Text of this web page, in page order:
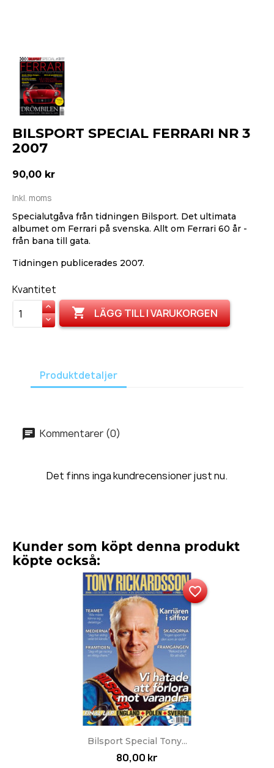
BILSPORT SPECIAL FERRARI NR 3
2007
90,00 kr
Inkl. moms
Specialutgåva från tidningen Bilsport. Det ultimata
albumet om Ferrari på svenska. Allt om Ferrari 60 år -
från bana till gata.
Tidningen publicerades 2007.
Kvantitet
 LÄGG TILL I VARUKORGEN
Produktdetaljer
Kommentarer (0)
Det finns inga kundrecensioner just nu.
Kunder som köpt denna produkt
köpte också:
Bilsport Special Tony...
80,00 kr
favorite_border